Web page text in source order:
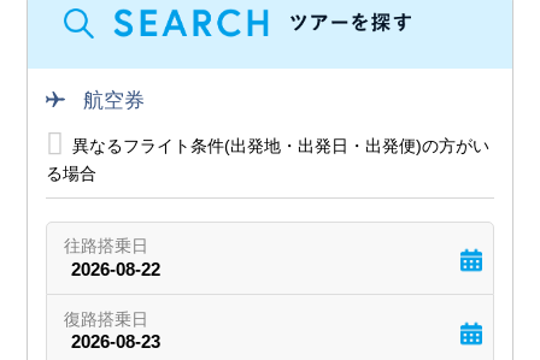
航空券
異なるフライト条件(出発地・出発日・出発便)の方がい
る場合